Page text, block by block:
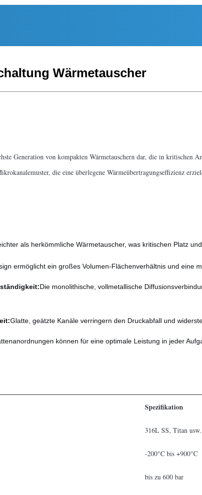
Wärmetauscher
Generation von kompakten Wärmetauschern dar, die in kritischen
die eine überlegene Wärmeübertragungseffizienz
als herkömmliche Wärmetauscher, was kritischen Platz
ermöglicht ein großes Volumen-Flächenverhältnis und eine
Die monolithische, vollmetallische
Glatte, geätzte Kanäle verringern den Druckabfall und
können für eine optimale Leistung in jeder
Spezifikation
316L SS, Titan usw.
-200°C bis +900°C
bis zu 600 bar